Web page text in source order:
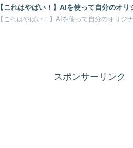
【これはやばい！】AIを使って自分のオ
【これはやばい！】AIを使って自分のオリジ
スポンサーリンク